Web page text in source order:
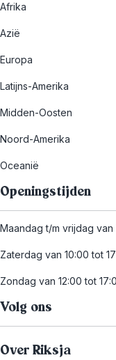
Afrika
Azië
Europa
Latijns-Amerika
Midden-Oosten
Noord-Amerika
Oceanië
Openingstijden
Maandag t/m vrijdag van
Zaterdag van 10:00 tot
Zondag van 12:00 tot
Volg ons
Over Riksja